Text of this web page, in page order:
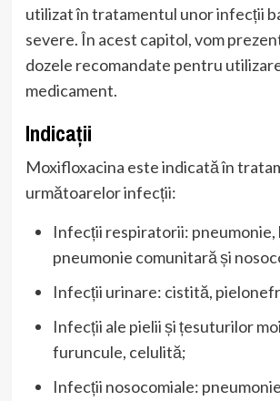
utilizat în tratamentul unor infecții
severe. În acest capitol, vom
dozele recomandate pentru
medicament.
Indicații
Moxifloxacina este indicată în
următoarelor infecții:
Infecții respiratorii: pneumonie,
pneumonie comunitară și
Infecții urinare: cistită,
Infecții ale pielii și țesuturilor
furuncule, celulită;
Infecții nosocomiale: